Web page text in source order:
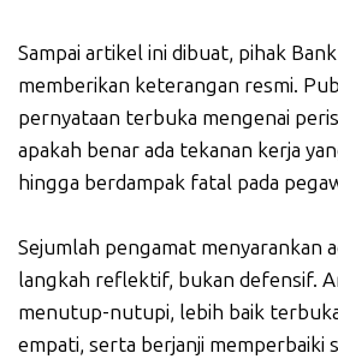
Sampai artikel ini dibuat, pihak
memberikan keterangan resmi.
pernyataan terbuka mengenai
apakah benar ada tekanan kerja
hingga berdampak fatal pada
Sejumlah pengamat menyarankan
langkah reflektif, bukan defensif.
menutup-nutupi, lebih baik
empati, serta berjanji memperbaiki